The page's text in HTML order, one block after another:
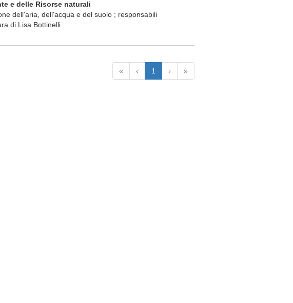
e delle Risorse naturali
dell'aria, dell'acqua e del suolo ; responsabili
di Lisa Bottinelli
« ‹ 1 › »